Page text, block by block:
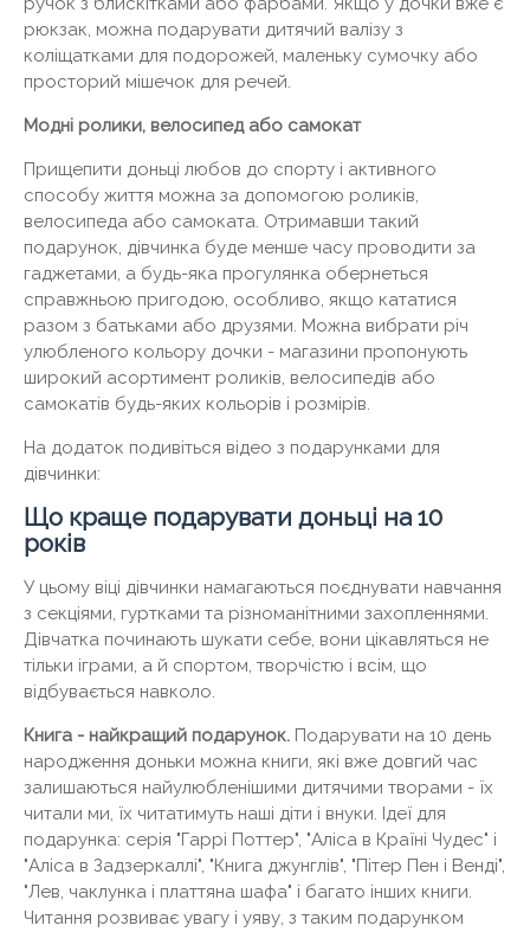
рюкзак, можна подарувати дитячий валізу з
коліщатками для подорожей, маленьку сумочку або
просторий мішечок для речей.
Модні ролики, велосипед або самокат
Прищепити доньці любов до спорту і активного
способу життя можна за допомогою роликів,
велосипеда або самоката. Отримавши такий
подарунок, дівчинка буде менше часу проводити за
гаджетами, а будь-яка прогулянка обернеться
справжньою пригодою, особливо, якщо кататися
разом з батьками або друзями. Можна вибрати річ
улюбленого кольору дочки - магазини пропонують
широкий асортимент роликів, велосипедів або
самокатів будь-яких кольорів і розмірів.
На додаток подивіться відео з подарунками для
дівчинки:
Що краще подарувати доньці на 10
років
У цьому віці дівчинки намагаються поєднувати навчання
з секціями, гуртками та різноманітними захопленнями.
Дівчатка починають шукати себе, вони цікавляться не
тільки іграми, а й спортом, творчістю і всім, що
відбувається навколо.
Книга - найкращий подарунок. Подарувати на 10 день
народження доньки можна книги, які вже довгий час
залишаються найулюбленішими дитячими творами - їх
читали ми, їх читатимуть наші діти і внуки. Ідеї ​​для
подарунка: серія "Гаррі Поттер", "Аліса в Країні Чудес" і
"Аліса в Задзеркаллі", "Книга джунглів", "Пітер Пен і Венді",
"Лев, чаклунка і платтяна шафа" і багато інших книги.
Читання розвиває увагу і уяву, з таким подарунком